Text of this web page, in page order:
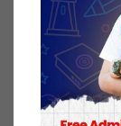
महोत्सवमा
हस्तकला,
उपभोग्य वस्तु,
वटा स्टल